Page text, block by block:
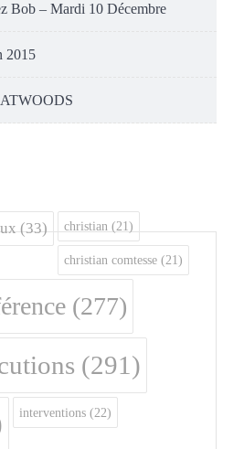
Bob – Mardi 10 Décembre
2015
(33) christian (21)
christian comtesse (21)
(277)
(291)
interventions (22)